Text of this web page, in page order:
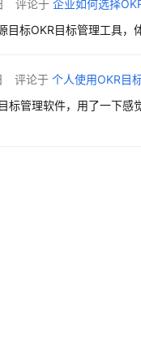
评论于 企业如何选择
目标OKR目标管理工具，
评论于 个人使用OKR目
标管理软件，用了一下感